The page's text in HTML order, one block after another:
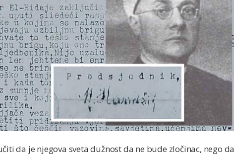
da je njegova sveta dužnost da ne bude zločinac, nego da